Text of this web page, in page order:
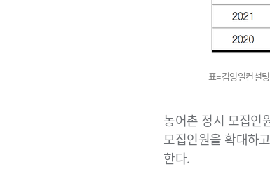
표=김영일컨설
농어촌 정시 모집인
모집인원을 확대하
한다.